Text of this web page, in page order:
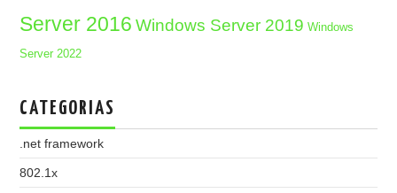
Server 2016 Windows Server 2019 Windows
Server 2022
CATEGORIAS
.net framework
802.1x